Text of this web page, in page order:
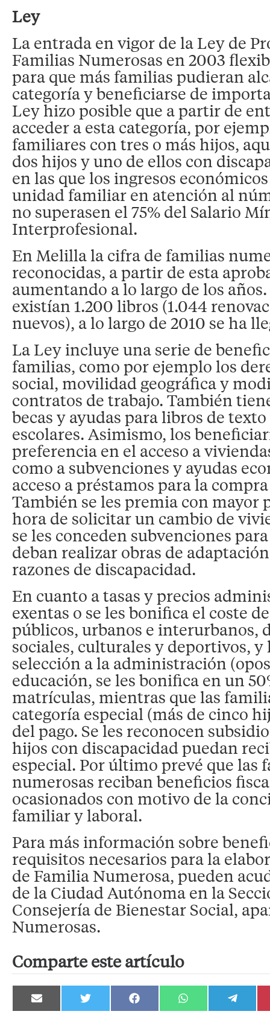
Ley
La entrada en vigor de la Ley de
Familias Numerosas en 2003
para que más familias pudieran
categoría y beneficiarse de
Ley hizo posible que a partir de
acceder a esta categoría, por
familiares con tres o más hijos,
dos hijos y uno de ellos con
en las que los ingresos
unidad familiar en atención al
no superasen el 75% del Salario
Interprofesional.
En Melilla la cifra de familias
reconocidas, a partir de esta
aumentando a lo largo de los
existían 1.200 libros (1.044
nuevos), a lo largo de 2010 se ha
La Ley incluye una serie de
familias, como por ejemplo los
social, movilidad geográfica y
contratos de trabajo. También
becas y ayudas para libros de
escolares. Asimismo, los
preferencia en el acceso a
como a subvenciones y ayudas
acceso a préstamos para la
También se les premia con mayor
hora de solicitar un cambio de
se les conceden subvenciones
deban realizar obras de
razones de discapacidad.
En cuanto a tasas y precios
exentas o se les bonifica el coste
públicos, urbanos e interurbanos,
sociales, culturales y deportivos, y
selección a la administración
educación, se les bonifica en un
matrículas, mientras que las
categoría especial (más de cinco
del pago. Se les reconocen
hijos con discapacidad puedan
especial. Por último prevé que las
numerosas reciban beneficios
ocasionados con motivo de la
familiar y laboral.
Para más información sobre
requisitos necesarios para la
de Familia Numerosa, pueden
de la Ciudad Autónoma en la
Consejería de Bienestar Social,
Numerosas.
Comparte este artículo
Compartir
en
Compartir
en
Compartir
en
Compartir
en
Compartir
en